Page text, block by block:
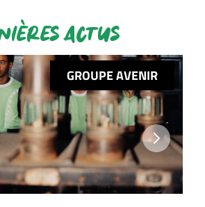
ACTUS
GROUPE AVENIR
Next